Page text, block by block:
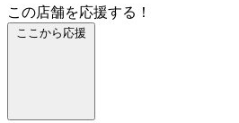
この店舗を応援する！
ここから応援